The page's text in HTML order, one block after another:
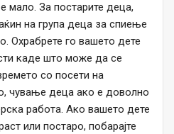
мало. За постарите деца,
на група деца за спиење
Охрабрете го вашето дете
каде што може да се
со посети на
чување деца ако е доволно
работа. Ако вашето дете
или постаро, побарајте